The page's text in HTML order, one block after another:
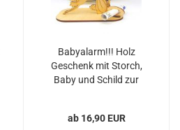
Babyalarm!!! Holz
Geschenk mit Storch,
Baby und Schild zur
Geldgeschenk
ab 16,90 EUR